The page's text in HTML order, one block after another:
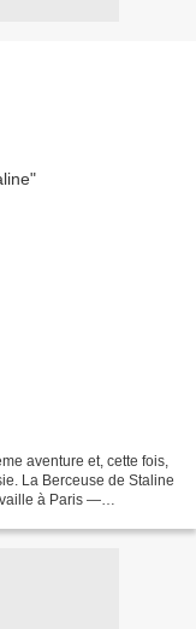
aventure et, cette fois,
La Berceuse de Staline
à Paris —